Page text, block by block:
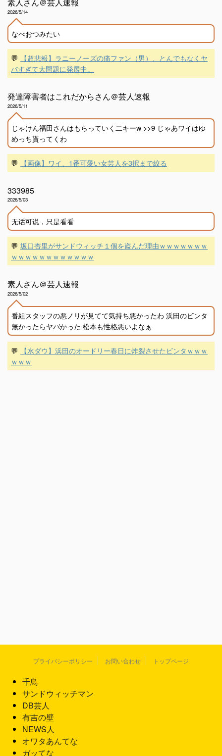
素人さん＠芸人速報
2026/5/14
なべおつみたい
💬
【超悲報】ラニーノーズの痛ファン（男）、とんでもなくヤ
バすぎて大問題に発展中。
発達障害者はこれだからさん＠芸人速報
2026/5/11
じゃけん福田さんはもらっていく二キーw >>9 じゃあワイはゆ
めっち貰ってくわ
💬 【画像】ワイ、1番可愛い女芸人を3択まで絞る
333985
2026/5/03
无话可说，只是看看
💬 坂口杏里がサンドウィッチ１個を盗んだ理由ｗｗｗｗｗｗｗ
ｗｗｗｗｗｗｗｗｗｗｗｗ
素人さん＠芸人速報
2026/5/02
番組スタッフの悪ノリが見てて気持ち悪かったわ 浜田のビンタ
無かったらヤバかった 松本も性格悪いよなぁ
💬
【水ダウ】浜田のオードリー春日に炸裂させたビンタｗｗｗ
ｗｗｗ
プライバシーポリシー お問い合わせ トップページ
千鳥
サンドウィッチマン
DB芸人
有吉の壁
NEWS人
オワタあんてな
ガッてな